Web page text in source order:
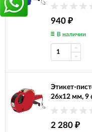
940 ₽
В наличии
Этикет-
26x12 мм, 9
2 280 ₽